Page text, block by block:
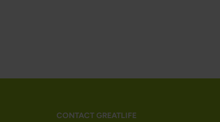
CONTACT GREATLIFE